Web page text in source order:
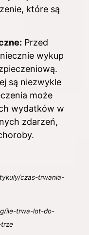
które są
Przed
wykup
są niezwykle
może
wydatków w
zdarzeń,
czas-trwania-
ile-trwa-lot-do-